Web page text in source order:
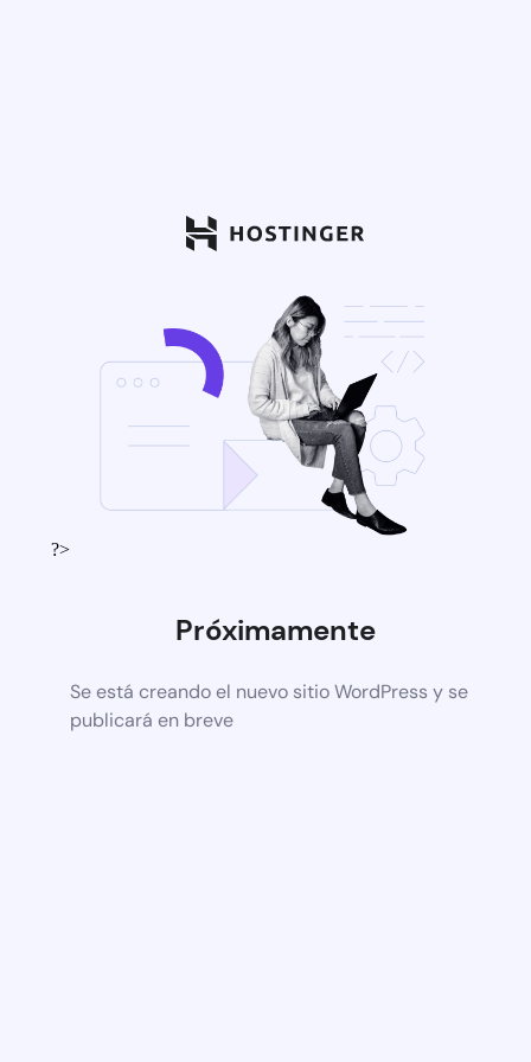
?>
Próximamente
Se está creando el nuevo sitio WordPress y se
publicará en breve